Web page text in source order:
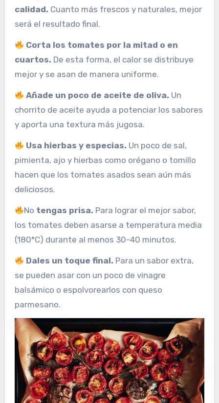
calidad. Cuanto más frescos y naturales, mejor
será el resultado final.
Corta los tomates por la mitad o en
cuartos. De esta forma, el calor se distribuye
mejor y se asan de manera uniforme.
Añade un poco de aceite de oliva. Un
chorrito de aceite ayuda a potenciar los sabores
y aporta una textura más jugosa.
Usa hierbas y especias. Un poco de sal,
pimienta, ajo y hierbas como orégano o tomillo
hacen que los tomates asados ​​sean aún más
deliciosos.
No tengas prisa. Para lograr el mejor sabor,
los tomates deben asarse a temperatura media
(180°C) durante al menos 30-40 minutos.
Dales un toque final. Para un sabor extra,
se pueden asar con un poco de vinagre
balsámico o espolvorearlos con queso
parmesano.